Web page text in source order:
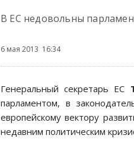
В ЕC недовольны
6 мая 2013 16:34
Генеральный секретарь ЕС
парламентом, в
европейскому вектору
недавним политическим